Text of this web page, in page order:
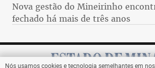
Nova gestão do Mineirinho
fechado há mais de três anos
Nós usamos cookies e tecnologia semelhantes em